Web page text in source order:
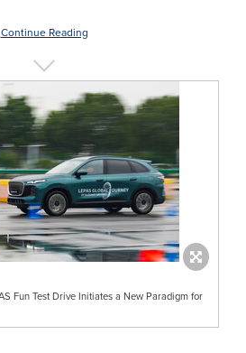
Continue Reading
Fun Test Drive Initiates a New Paradigm for